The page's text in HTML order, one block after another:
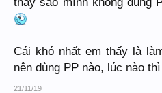
Cái khó nhất em thấy là
nên dùng PP nào, lúc nào
21/11/19